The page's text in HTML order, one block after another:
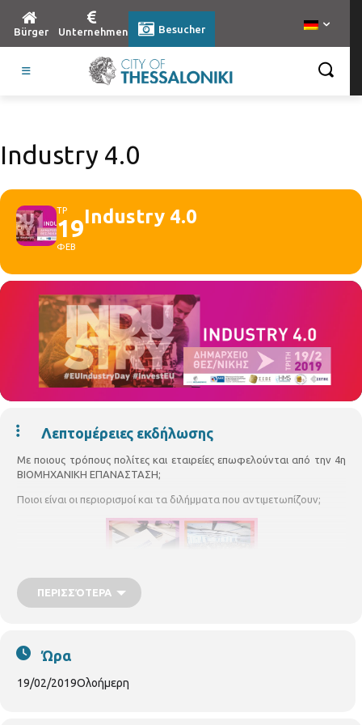
Bürger Unternehmen Besucher
Industry 4.0
ΤΡ
19
ΦΕΒ
Industry 4.0
Λεπτομέρειες εκδήλωσης
Με ποιους τρόπους πολίτες και εταιρείες επωφελούνται από την 4η
ΒΙΟΜΗΧΑΝΙΚΗ ΕΠΑΝΑΣΤΑΣΗ;
Ποιοι είναι οι περιορισμοί και τα διλήμματα που αντιμετωπίζουν;
ΠΕΡΙΣΣΌΤΕΡΑ
Ώρα
19/02/2019Ολοήμερη